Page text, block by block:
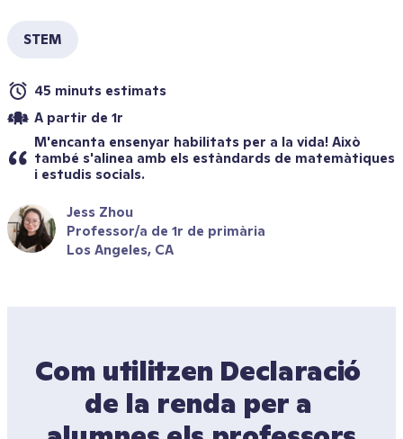
STEM
45 minuts estimats
A partir de 1r
M'encanta ensenyar habilitats per a la vida! Això
també s'alinea amb els estàndards de matemàtiques
i estudis socials.
Jess Zhou
Professor/a de 1r de primària
Los Angeles, CA
Com utilitzen Declaració
de la renda per a